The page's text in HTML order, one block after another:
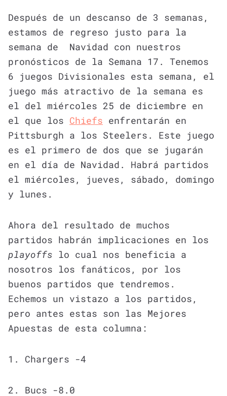
Después de un descanso de 3 semanas,
estamos de regreso justo para la
semana de Navidad con nuestros
pronósticos de la Semana 17. Tenemos
6 juegos Divisionales esta semana, el
juego más atractivo de la semana es
el del miércoles 25 de diciembre en
el que los Chiefs enfrentarán en
Pittsburgh a los Steelers. Este juego
es el primero de dos que se jugarán
en el día de Navidad. Habrá partidos
el miércoles, jueves, sábado, domingo
y lunes.
Ahora del resultado de muchos
partidos habrán implicaciones en los
playoffs lo cual nos beneficia a
nosotros los fanáticos, por los
buenos partidos que tendremos.
Echemos un vistazo a los partidos,
pero antes estas son las Mejores
Apuestas de esta columna:
1. Chargers -4
2. Bucs -8.0